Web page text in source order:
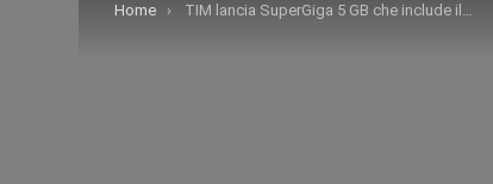
You are here:
Home TIM lancia SuperGiga 5 GB che include il pacchetto TIM Entertainment per 3 mesi